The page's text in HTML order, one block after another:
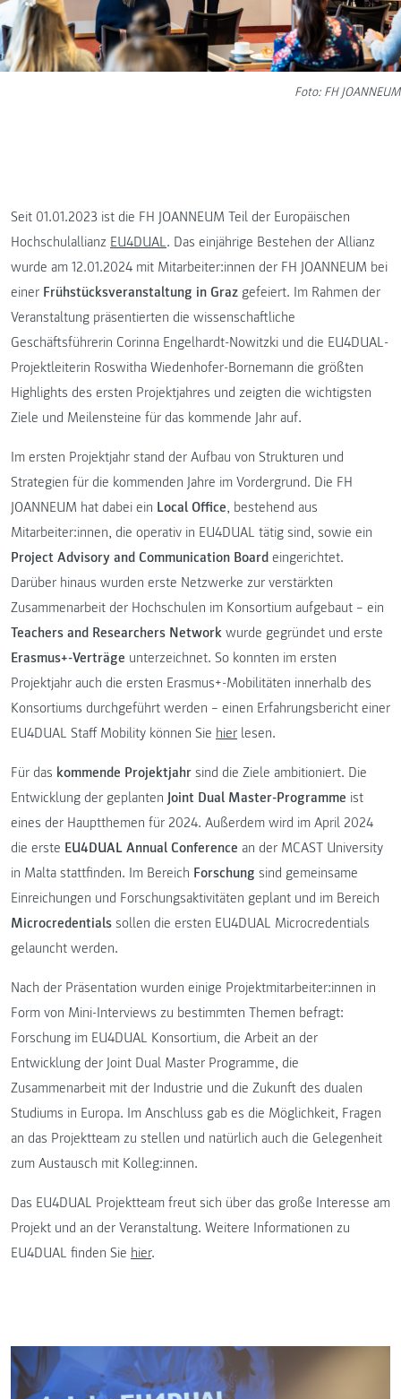
Foto: FH JOANNEUM
Seit 01.01.2023 ist die FH JOANNEUM Teil der Europäischen
Hochschulallianz EU4DUAL. Das einjährige Bestehen der Allianz
wurde am 12.01.2024 mit Mitarbeiter:innen der FH JOANNEUM bei
einer Frühstücksveranstaltung in Graz gefeiert. Im Rahmen der
Veranstaltung präsentierten die wissenschaftliche
Geschäftsführerin Corinna Engelhardt-Nowitzki und die EU4DUAL-
Projektleiterin Roswitha Wiedenhofer-Bornemann die größten
Highlights des ersten Projektjahres und zeigten die wichtigsten
Ziele und Meilensteine für das kommende Jahr auf.
Im ersten Projektjahr stand der Aufbau von Strukturen und
Strategien für die kommenden Jahre im Vordergrund. Die FH
JOANNEUM hat dabei ein Local Office, bestehend aus
Mitarbeiter:innen, die operativ in EU4DUAL tätig sind, sowie ein
Project Advisory and Communication Board eingerichtet.
Darüber hinaus wurden erste Netzwerke zur verstärkten
Zusammenarbeit der Hochschulen im Konsortium aufgebaut – ein
Teachers and Researchers Network wurde gegründet und erste
Erasmus+-Verträge unterzeichnet. So konnten im ersten
Projektjahr auch die ersten Erasmus+-Mobilitäten innerhalb des
Konsortiums durchgeführt werden – einen Erfahrungsbericht einer
EU4DUAL Staff Mobility können Sie hier lesen.
Für das kommende Projektjahr sind die Ziele ambitioniert. Die
Entwicklung der geplanten Joint Dual Master-Programme ist
eines der Hauptthemen für 2024. Außerdem wird im April 2024
die erste EU4DUAL Annual Conference an der MCAST University
in Malta stattfinden. Im Bereich Forschung sind gemeinsame
Einreichungen und Forschungsaktivitäten geplant und im Bereich
Microcredentials sollen die ersten EU4DUAL Microcredentials
gelauncht werden.
Nach der Präsentation wurden einige Projektmitarbeiter:innen in
Form von Mini-Interviews zu bestimmten Themen befragt:
Forschung im EU4DUAL Konsortium, die Arbeit an der
Entwicklung der Joint Dual Master Programme, die
Zusammenarbeit mit der Industrie und die Zukunft des dualen
Studiums in Europa. Im Anschluss gab es die Möglichkeit, Fragen
an das Projektteam zu stellen und natürlich auch die Gelegenheit
zum Austausch mit Kolleg:innen.
Das EU4DUAL Projektteam freut sich über das große Interesse am
Projekt und an der Veranstaltung. Weitere Informationen zu
EU4DUAL finden Sie hier.